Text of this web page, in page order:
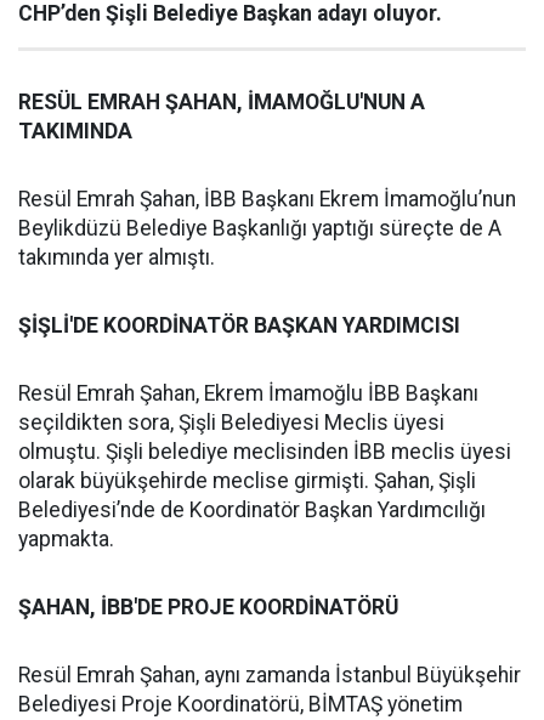
CHP’den Şişli Belediye Başkan adayı oluyor.
RESÜL EMRAH ŞAHAN, İMAMOĞLU'NUN A
TAKIMINDA
Resül Emrah Şahan, İBB Başkanı Ekrem İmamoğlu’nun
Beylikdüzü Belediye Başkanlığı yaptığı süreçte de A
takımında yer almıştı.
ŞİŞLİ'DE KOORDİNATÖR BAŞKAN YARDIMCISI
Resül Emrah Şahan, Ekrem İmamoğlu İBB Başkanı
seçildikten sora, Şişli Belediyesi Meclis üyesi
olmuştu. Şişli belediye meclisinden İBB meclis üyesi
olarak büyükşehirde meclise girmişti. Şahan, Şişli
Belediyesi’nde de Koordinatör Başkan Yardımcılığı
yapmakta.
ŞAHAN, İBB'DE PROJE KOORDİNATÖRÜ
Resül Emrah Şahan, aynı zamanda İstanbul Büyükşehir
Belediyesi Proje Koordinatörü, BİMTAŞ yönetim